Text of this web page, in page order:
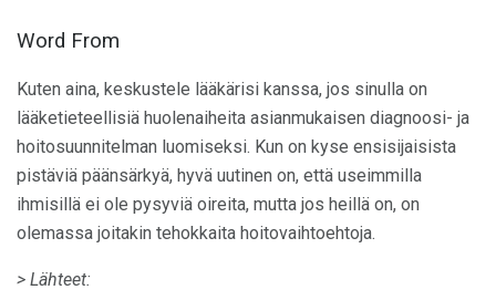
Word From
Kuten aina, keskustele lääkärisi kanssa, jos sinulla on
lääketieteellisiä huolenaiheita asianmukaisen diagnoosi- ja
hoitosuunnitelman luomiseksi. Kun on kyse ensisijaisista
pistäviä päänsärkyä, hyvä uutinen on, että useimmilla
ihmisillä ei ole pysyviä oireita, mutta jos heillä on, on
olemassa joitakin tehokkaita hoitovaihtoehtoja.
> Lähteet: